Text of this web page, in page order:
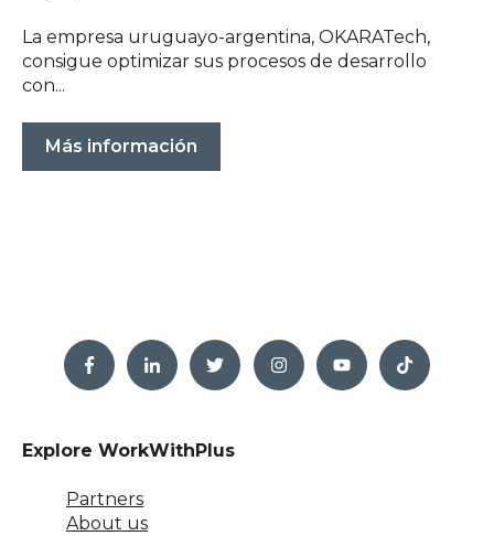
La empresa uruguayo-argentina, OKARATech,
consigue optimizar sus procesos de desarrollo
con...
Más información
Explore WorkWithPlus
Partners
About us